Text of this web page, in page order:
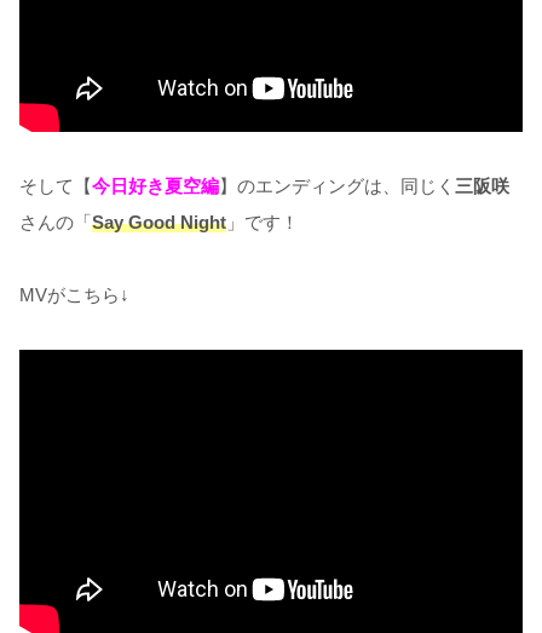
そして【今日好き夏空編】のエンディングは、同じく 三阪咲
さんの「Say Good Night 」です！
MVがこちら↓